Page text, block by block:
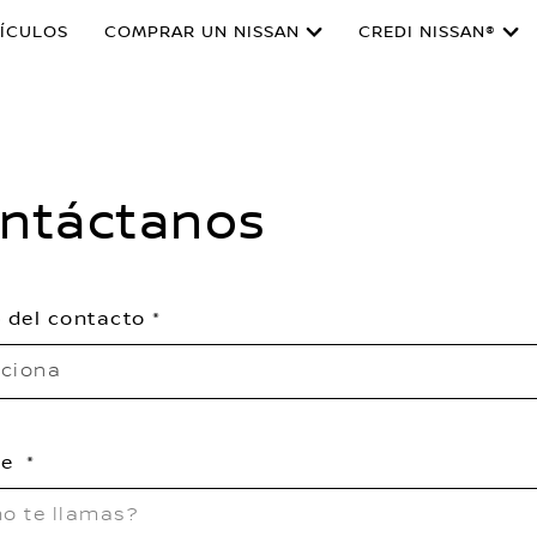
COMPRAR UN NISSAN CREDI NISSAN®
del contacto